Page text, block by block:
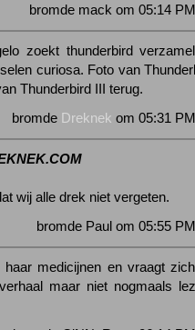
bromde mack om 05:14
zoekt thunderbird
curiosa. Foto van
Thunderbird III terug.
bromde Dreknek om 05:31
wij alle drek niet vergeten.
bromde Paul om 05:55
haar medicijnen en vraagt
maar niet nogmaals